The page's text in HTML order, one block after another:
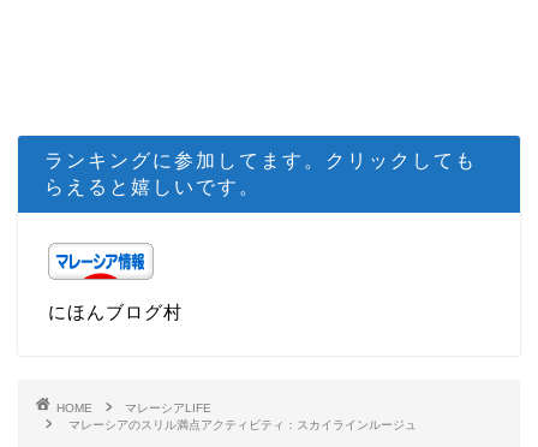
ランキングに参加してます。クリックしても
らえると嬉しいです。
にほんブログ村
HOME
マレーシアLIFE
マレーシアのスリル満点アクティビティ：スカイラインルージュ